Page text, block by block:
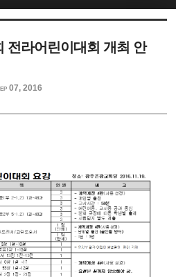
전라어린이대회 개최 안
07, 2016
케치북5